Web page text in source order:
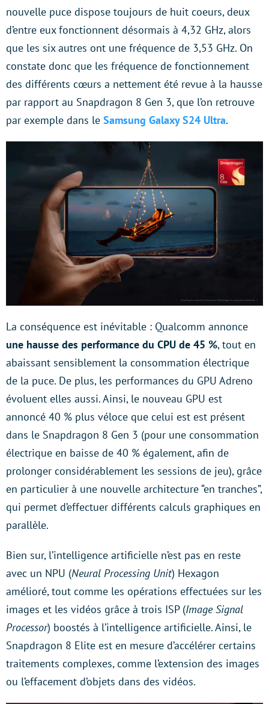
nouvelle puce dispose toujours de huit coeurs, deux
d’entre eux fonctionnent désormais à 4,32 GHz, alors
que les six autres ont une fréquence de 3,53 GHz. On
constate donc que les fréquence de fonctionnement
des différents cœurs a nettement été revue à la hausse
par rapport au Snapdragon 8 Gen 3, que l’on retrouve
par exemple dans le Samsung Galaxy S24 Ultra.
La conséquence est inévitable : Qualcomm annonce
une hausse des performance du CPU de 45 %, tout en
abaissant sensiblement la consommation électrique
de la puce. De plus, les performances du GPU Adreno
évoluent elles aussi. Ainsi, le nouveau GPU est
annoncé 40 % plus véloce que celui est est présent
dans le Snapdragon 8 Gen 3 (pour une consommation
électrique en baisse de 40 % également, afin de
prolonger considérablement les sessions de jeu), grâce
en particulier à une nouvelle architecture “en tranches”,
qui permet d’effectuer différents calculs graphiques en
parallèle.
Bien sur, l’intelligence artificielle n’est pas en reste
avec un NPU (Neural Processing Unit) Hexagon
amélioré, tout comme les opérations effectuées sur les
images et les vidéos grâce à trois ISP (Image Signal
Processor) boostés à l’intelligence artificielle. Ainsi, le
Snapdragon 8 Elite est en mesure d’accélérer certains
traitements complexes, comme l’extension des images
ou l’effacement d’objets dans des vidéos.